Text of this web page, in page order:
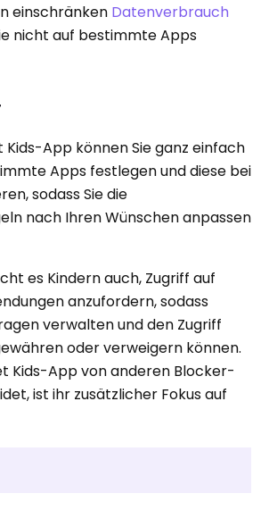
einschränken Datenverbrauch
nicht auf bestimmte Apps
Kids-App können Sie ganz einfach
Apps festlegen und diese bei
sodass Sie die
nach Ihren Wünschen anpassen
es Kindern auch, Zugriff auf
anzufordern, sodass
verwalten und den Zugriff
oder verweigern können.
Kids-App von anderen Blocker-
ist ihr zusätzlicher Fokus auf